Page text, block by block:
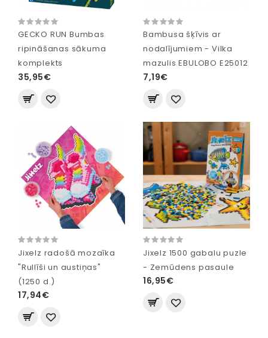
GECKO RUN Bumbas
ripināšanas sākuma
komplekts
35,95€
Bambusa šķīvis ar
nodalījumiem - Vilka
mazulis EBULOBO E25012
7,19€
Jixelz radošā mozaīka
"Rullīši un austiņas"
(1250 d.)
17,94€
Jixelz 1500 gabalu puzle
- Zemūdens pasaule
16,95€